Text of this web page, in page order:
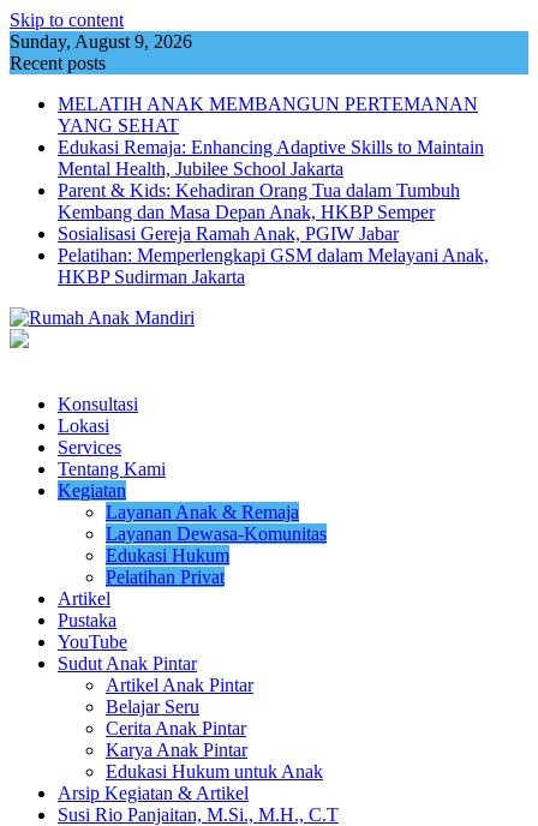
Skip to content
Sunday, August 9, 2026
Recent posts
MELATIH ANAK MEMBANGUN PERTEMANAN
YANG SEHAT
Edukasi Remaja: Enhancing Adaptive Skills to Maintain
Mental Health, Jubilee School Jakarta
Parent & Kids: Kehadiran Orang Tua dalam Tumbuh
Kembang dan Masa Depan Anak, HKBP Semper
Sosialisasi Gereja Ramah Anak, PGIW Jabar
Pelatihan: Memperlengkapi GSM dalam Melayani Anak,
HKBP Sudirman Jakarta
Konsultasi
Lokasi
Services
Tentang Kami
Kegiatan
Layanan Anak & Remaja
Layanan Dewasa-Komunitas
Edukasi Hukum
Pelatihan Privat
Artikel
Pustaka
YouTube
Sudut Anak Pintar
Artikel Anak Pintar
Belajar Seru
Cerita Anak Pintar
Karya Anak Pintar
Edukasi Hukum untuk Anak
Arsip Kegiatan & Artikel
Susi Rio Panjaitan, M.Si., M.H., C.T